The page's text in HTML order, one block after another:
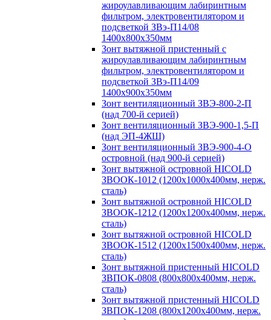
жироулавливающим лабиринтным
фильтром, электровентилятором и
подсветкой ЗВэ-П14/08
1400х800х350мм
Зонт вытяжной пристенный с
жироулавливающим лабиринтным
фильтром, электровентилятором и
подсветкой ЗВэ-П14/09
1400х900х350мм
Зонт вентиляционный ЗВЭ-800-2-П
(над 700-й серией)
Зонт вентиляционный ЗВЭ-900-1,5-П
(над ЭП-4ЖШ)
Зонт вентиляционный ЗВЭ-900-4-О
островной (над 900-й серией)
Зонт вытяжной островной HICOLD
ЗВООК-1012 (1200х1000х400мм, нерж.
сталь)
Зонт вытяжной островной HICOLD
ЗВООК-1212 (1200x1200x400мм, нерж.
сталь)
Зонт вытяжной островной HICOLD
ЗВООК-1512 (1200х1500х400мм, нерж.
сталь)
Зонт вытяжной пристенный HICOLD
ЗВПОК-0808 (800х800х400мм, нерж.
сталь)
Зонт вытяжной пристенный HICOLD
ЗВПОК-1208 (800х1200х400мм, нерж.